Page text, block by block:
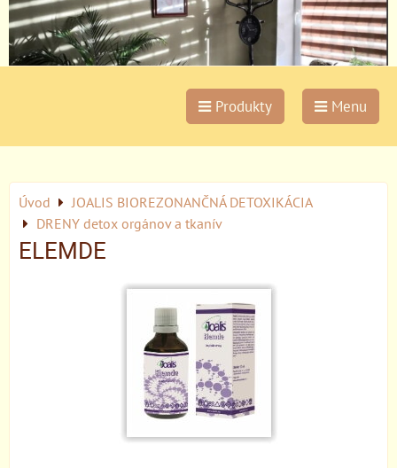
Produkty Menu
Úvod
JOALIS BIOREZONANČNÁ DETOXIKÁCIA
DRENY detox orgánov a tkanív
ELEMDE